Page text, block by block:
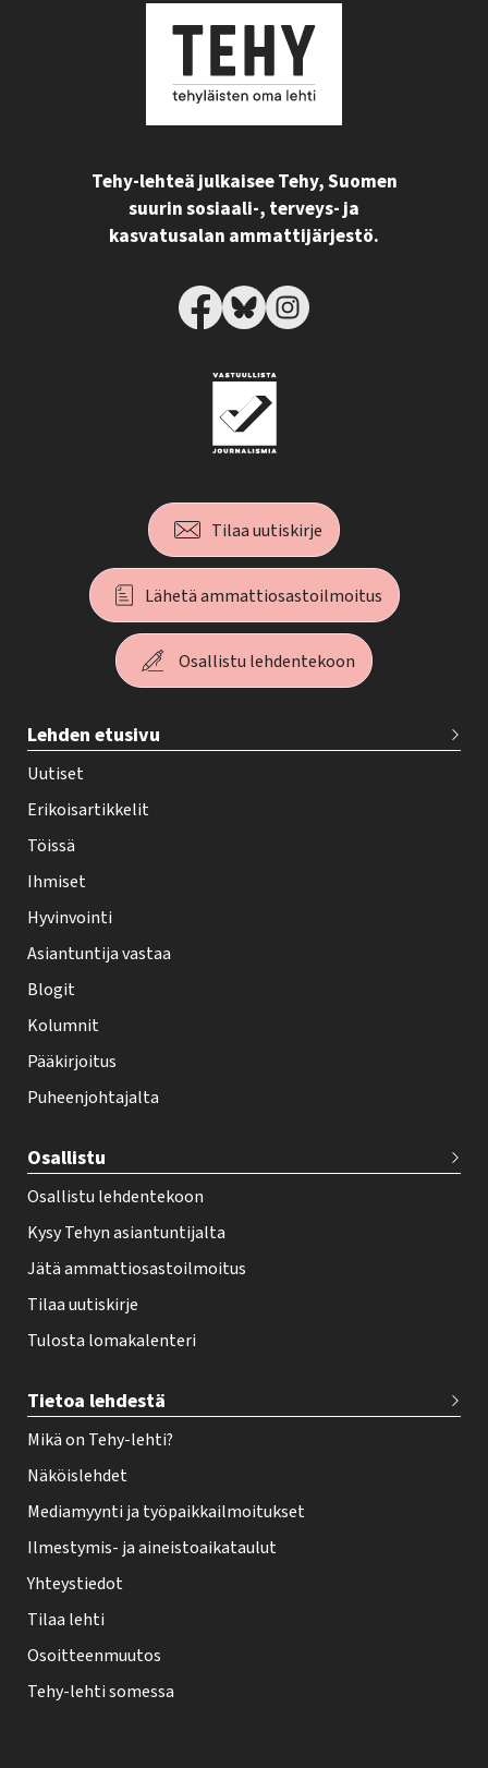
Tehy-lehteä julkaisee Tehy, Suomen
suurin sosiaali-, terveys- ja
kasvatusalan ammattijärjestö.
Tilaa uutiskirje
Lähetä ammattiosastoilmoitus
Osallistu lehdentekoon
e
h
y
-
e
h
t
i
f
o
t
r
Lehden etusivu
Uutiset
Erikoisartikkelit
Töissä
Ihmiset
Hyvinvointi
Asiantuntija vastaa
Blogit
Kolumnit
Pääkirjoitus
Puheenjohtajalta
Osallistu
Osallistu lehdentekoon
Kysy Tehyn asiantuntijalta
Jätä ammattiosastoilmoitus
Tilaa uutiskirje
Tulosta lomakalenteri
Tietoa lehdestä
Mikä on Tehy-lehti?
Näköislehdet
Mediamyynti ja työpaikkailmoitukset
Ilmestymis- ja aineistoaikataulut
Yhteystiedot
Tilaa lehti
Osoitteenmuutos
Tehy-lehti somessa